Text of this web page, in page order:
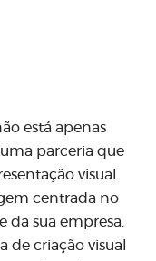
está apenas
parceria que
visual.
centrada no
sua empresa.
de criação visual